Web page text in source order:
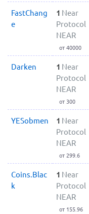
FastChang
e
1 Near
Protocol
NEAR
от 40000
Darken 1 Near
Protocol
NEAR
от 300
YESobmen 1 Near
Protocol
NEAR
от 299.6
Coins.Blac
k
1 Near
Protocol
NEAR
от 155.96